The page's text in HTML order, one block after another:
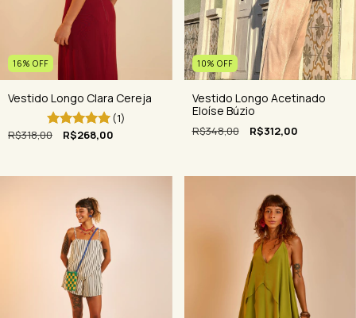
16% OFF
Vestido Longo Clara Cereja
(1)
R$318,00
R$268,00
10% OFF
Vestido Longo Acetinado
Eloíse Búzio
R$348,00 R$312,00